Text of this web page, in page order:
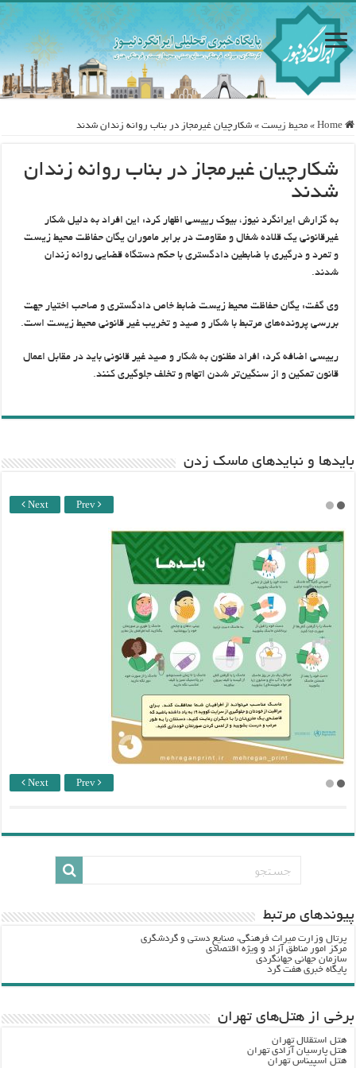
Home
» محيط زيست » شکارچيان غيرمجاز در بناب روانه زندان شدند
شکارچيان غيرمجاز در بناب روانه زندان
شدند
به گزارش ایرانگرد نیوز، بيوک رييسي اظهار کرد: اين افراد به دليل شکار
غيرقانوني يک قلاده شغال و مقاومت در برابر ماموران يگان حفاظت محيط زيست
و تمرد و درگيري با ضابطين دادگستري با حکم دستگاه قضايي روانه زندان
شدند.
وي گفت: يگان حفاظت محيط زيست ضابط خاص دادگستري و صاحب اختيار جهت
بررسي پرونده‌هاي مرتبط با شکار و صيد و تخريب غير قانوني محيط زيست است.
رييسي اضافه کرد: افراد مظنون به شکار و صيد غير قانوني بايد در مقابل اعمال
قانون تمکين و از سنگين‌تر شدن اتهام و تخلف جلوگيري کنند.
باید‌ها و نبایدهای ماسک زدن
Next Prev
Next Prev
پيوندهاي مرتبط
پرتال وزارت ميراث فرهنگي، صنایع دستی و گردشگري
مرکز امور مناطق آزاد و ویژه اقتصادی
سازمان جهانی جهانگردی
پایگاه خبری هفت گرد
برخی از هتل‌های تهران
هتل استقلال تهران
هتل پارسیان آزادی تهران
هتل اسپیناس تهران